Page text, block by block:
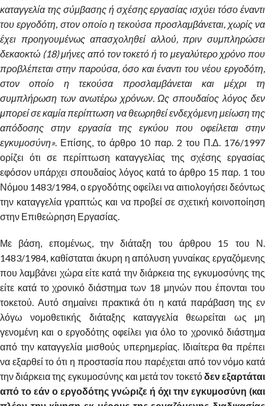
καταγγελία της σύμβασης ή σχέσης εργασίας ισχύει τόσο έναντι
του εργοδότη, στον οποίο η τεκούσα προσλαμβάνεται, χωρίς να
έχει προηγουμένως απασχοληθεί αλλού, πριν συμπληρώσει
δεκαοκτώ (18) μήνες από τον τοκετό ή το μεγαλύτερο χρόνο που
προβλέπεται στην παρούσα, όσο και έναντι του νέου εργοδότη,
στον οποίο η τεκούσα προσλαμβάνεται και μέχρι τη
συμπλήρωση των ανωτέρω χρόνων. Ως σπουδαίος λόγος δεν
μπορεί σε καμία περίπτωση να θεωρηθεί ενδεχόμενη μείωση της
απόδοσης στην εργασία της εγκύου που οφείλεται στην
εγκυμοσύνη». Επίσης, το άρθρο 10 παρ. 2 του Π.Δ. 176/1997
ορίζει ότι σε περίπτωση καταγγελίας της σχέσης εργασίας
εφόσον υπάρχει σπουδαίος λόγος κατά το άρθρο 15 παρ. 1 του
Νόμου 1483/1984, ο εργοδότης οφείλει να αιτιολογήσει δεόντως
την καταγγελία γραπτώς και να προβεί σε σχετική κοινοποίηση
στην Επιθεώρηση Εργασίας.
Με βάση, επομένως, την διάταξη του άρθρου 15 του Ν.
1483/1984, καθίσταται άκυρη η απόλυση γυναίκας εργαζόμενης
που λαμβάνει χώρα είτε κατά την διάρκεια της εγκυμοσύνης της
είτε κατά το χρονικό διάστημα των 18 μηνών που έπονται του
τοκετού. Αυτό σημαίνει πρακτικά ότι η κατά παράβαση της εν
λόγω νομοθετικής διάταξης καταγγελία θεωρείται ως μη
γενομένη και ο εργοδότης οφείλει για όλο το χρονικό διάστημα
από την καταγγελία μισθούς υπερημερίας. Ιδιαίτερα θα πρέπει
να εξαρθεί το ότι η προστασία που παρέχεται από τον νόμο κατά
την διάρκεια της εγκυμοσύνης και μετά τον τοκετόδεν εξαρτάται
από το εάν ο εργοδότης γνώριζε ή όχι την εγκυμοσύνη (και